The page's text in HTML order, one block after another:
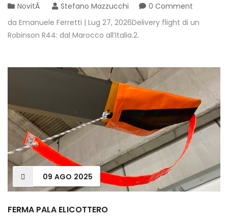
NovitÃ Stefano Mazzucchi
0 Comment
da Emanuele Ferretti | Lug 27, 2026Delivery flight di un
Robinson R44: dal Marocco all’Italia.2.
09 AGO 2025
FERMA PALA ELICOTTERO